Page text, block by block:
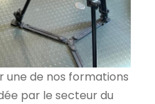
une de nos formations
par le secteur du